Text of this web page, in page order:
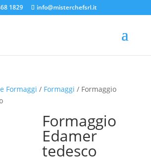
1829 info@misterchefsrl.it
Formaggi / Formaggi / Formaggio
Formaggio
Edamer
tedesco